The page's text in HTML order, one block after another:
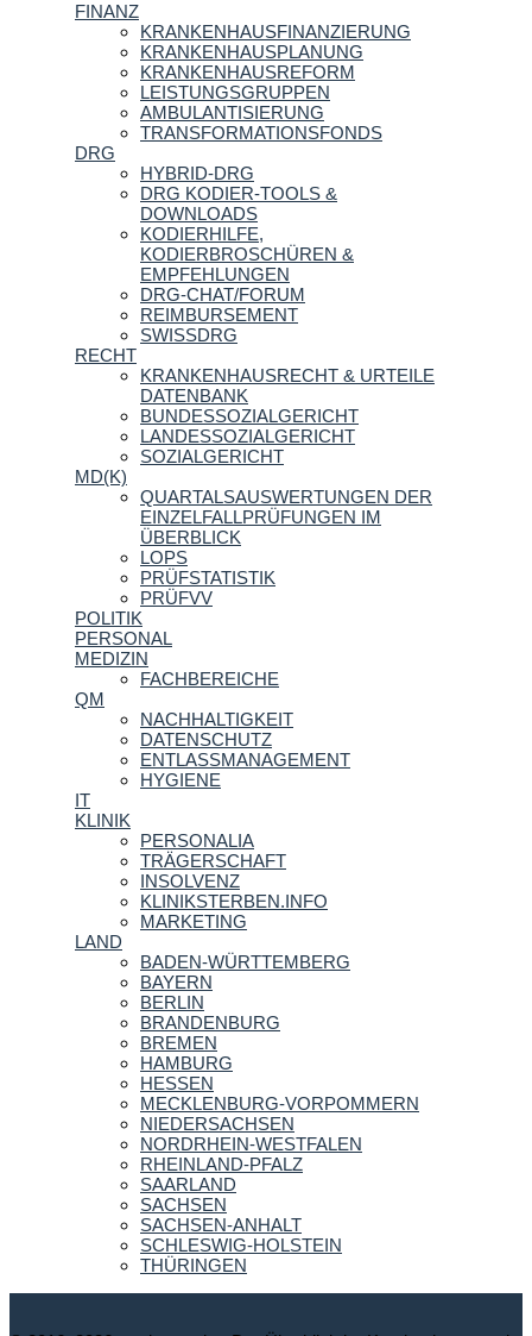
FINANZ
KRANKENHAUSFINANZIERUNG
KRANKENHAUSPLANUNG
KRANKENHAUSREFORM
LEISTUNGSGRUPPEN
AMBULANTISIERUNG
TRANSFORMATIONSFONDS
DRG
HYBRID-DRG
DRG KODIER-TOOLS &
DOWNLOADS
KODIERHILFE,
KODIERBROSCHÜREN &
EMPFEHLUNGEN
DRG-CHAT/FORUM
REIMBURSEMENT
SWISSDRG
RECHT
KRANKENHAUSRECHT & URTEILE
DATENBANK
BUNDESSOZIALGERICHT
LANDESSOZIALGERICHT
SOZIALGERICHT
MD(K)
QUARTALSAUSWERTUNGEN DER
EINZELFALLPRÜFUNGEN IM
ÜBERBLICK
LOPS
PRÜFSTATISTIK
PRÜFVV
POLITIK
PERSONAL
MEDIZIN
FACHBEREICHE
QM
NACHHALTIGKEIT
DATENSCHUTZ
ENTLASSMANAGEMENT
HYGIENE
IT
KLINIK
PERSONALIA
TRÄGERSCHAFT
INSOLVENZ
KLINIKSTERBEN.INFO
MARKETING
LAND
BADEN-WÜRTTEMBERG
BAYERN
BERLIN
BRANDENBURG
BREMEN
HAMBURG
HESSEN
MECKLENBURG-VORPOMMERN
NIEDERSACHSEN
NORDRHEIN-WESTFALEN
RHEINLAND-PFALZ
SAARLAND
SACHSEN
SACHSEN-ANHALT
SCHLESWIG-HOLSTEIN
THÜRINGEN